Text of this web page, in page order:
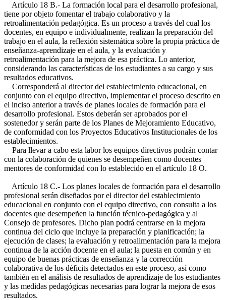
Artículo 18 B.- La formación local para el desarrollo profesional,
tiene por objeto fomentar el trabajo colaborativo y la
retroalimentación pedagógica. Es un proceso a través del cual los
docentes, en equipo e individualmente, realizan la preparación del
trabajo en el aula, la reflexión sistemática sobre la propia práctica de
enseñanza-aprendizaje en el aula, y la evaluación y
retroalimentación para la mejora de esa práctica. Lo anterior,
considerando las características de los estudiantes a su cargo y sus
resultados educativos.
Corresponderá al director del establecimiento educacional, en
conjunto con el equipo directivo, implementar el proceso descrito en
el inciso anterior a través de planes locales de formación para el
desarrollo profesional. Estos deberán ser aprobados por el
sostenedor y serán parte de los Planes de Mejoramiento Educativo,
de conformidad con los Proyectos Educativos Institucionales de los
establecimientos.
Para llevar a cabo esta labor los equipos directivos podrán contar
con la colaboración de quienes se desempeñen como docentes
mentores de conformidad con lo establecido en el artículo 18 O.
Artículo 18 C.- Los planes locales de formación para el desarrollo
profesional serán diseñados por el director del establecimiento
educacional en conjunto con el equipo directivo, con consulta a los
docentes que desempeñen la función técnico-pedagógica y al
Consejo de profesores. Dicho plan podrá centrarse en la mejora
continua del ciclo que incluye la preparación y planificación; la
ejecución de clases; la evaluación y retroalimentación para la mejora
continua de la acción docente en el aula; la puesta en común y en
equipo de buenas prácticas de enseñanza y la corrección
colaborativa de los déficits detectados en este proceso, así como
también en el análisis de resultados de aprendizaje de los estudiantes
y las medidas pedagógicas necesarias para lograr la mejora de esos
resultados.